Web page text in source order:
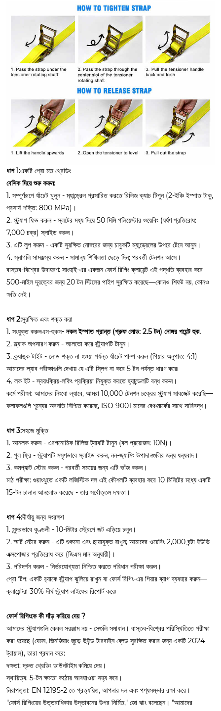
ধাপ 1:একটি প্রো মত থ্রেডিং
বেসিক দিয়ে শুরু করুন:
1. সম্পূর্ণরূপে র্যাচেট খুলুন - ম্যান্ড্রেল প্রসারিত করতে রিলিজ ক্যাচ টিপুন (2-ইঞ্চি ইস্পাত টাকু,
প্রসার্য শক্তি: 800 MPa)।
2. স্ট্র্যাপ ফিড করুন - স্লটের মধ্য দিয়ে 50 মিমি পলিয়েস্টার ওয়েবিং (ঘর্ষণ প্রতিরোধ:
7,000 চক্র) স্লাইড করুন।
3. এটি লুপ করুন - একটি সুরক্ষিত নোঙ্গরের জন্য চাবুকটি ম্যান্ড্রেলের উপরে টেনে আনুন।
4. স্নাগলি সামঞ্জস্য করুন - সামান্য শিথিলতা ছেড়ে দিন; পরবর্তী টেনশন আসে।
বাস্তব-বিশ্বের উদাহরণ: সাংহাই-এর একজন ফোর্স রিগিং ক্লায়েন্ট এই পদ্ধতি ব্যবহার করে
500-মাইল দূরত্বের জন্য 20 টন স্টিলের পাইপ সুরক্ষিত করেছে—কোনও শিফট নয়, কোনও
ক্ষতি নেই।
ধাপ 2:সুরক্ষিত এবং শক্ত করা
1. সংযুক্ত করুনএস-হুকস- নকল ইস্পাত প্রান্ত (প্রুফ লোড: 2.5 টন) নোঙ্গর পয়েন্ট হুক.
2. স্ল্যাক অপসারণ করুন - আলতো করে স্ট্র্যাপটি টানুন।
3. ক্র্যাঙ্ক টাইট - লোড শক্ত না হওয়া পর্যন্ত র্যাচেট পাম্প করুন (গিয়ার অনুপাত: 4:1)
আমাদের ল্যাব পরীক্ষাগুলি দেখায় যে এটি স্লিপ না করে 5 টন পর্যন্ত ধারণ করে৷
4. লক ইট - স্বয়ংক্রিয়-লকিং প্রক্রিয়া নিযুক্ত করতে হ্যান্ডেলটি বন্ধ করুন।
কর্মে পরীক্ষা: আমাদের নিংবো ল্যাবে, আমরা 10,000 টেনশন চক্রের স্ট্র্যাপ সাবজেক্ট করেছি—
ফলাফলগুলি শূন্যের অবনতি নিশ্চিত করেছে, ISO 9001 মানের বেঞ্চমার্কের সাথে সারিবদ্ধ।
ধাপ 3:সহজে মুক্তি
1. আনলক করুন - এরগনোমিক রিলিজ ট্যাবটি টানুন (বল প্রয়োজন: 10N)।
2. পুল ফ্রি - স্ট্র্যাপটি মসৃণভাবে স্লাইড করুন, নন-জ্যামিং উপাদানগুলির জন্য ধন্যবাদ।
3. কমপ্যাক্ট স্টোর করুন - পরবর্তী সময়ের জন্য এটি ভাঁজ করুন।
মাঠ পরীক্ষা: গুয়াংঝুতে একটি লজিস্টিক দল এই কৌশলটি ব্যবহার করে 10 মিনিটের মধ্যে একটি
15-টন চালান আনলোড করেছে - তার সর্বোত্তম দক্ষতা।
ধাপ 4:দীর্ঘায়ু জন্য সংরক্ষণ
1. সুন্দরভাবে কুণ্ডলী - 10-মিটার স্ট্রেপে জট এড়িয়ে চলুন।
2. স্মার্ট স্টোর করুন - এটি শুকনো এবং ছায়াযুক্ত রাখুন; আমাদের ওয়েবিং 2,000 ঘন্টা ইউভি
এক্সপোজার প্রতিরোধ করে (জিএস মান অনুযায়ী)।
3. পরিদর্শন করুন - নির্ভরযোগ্যতা নিশ্চিত করতে পরিধান পরীক্ষা করুন।
প্রো টিপ: একটি র‌্যাকে স্ট্র্যাপ ঝুলিয়ে রাখুন বা ফোর্স রিগিং-এর গিয়ার ব্যাগ ব্যবহার করুন—
ক্লায়েন্টরা 30% দীর্ঘ স্ট্র্যাপ লাইফের রিপোর্ট করে৷
ফোর্স রিগিংকে কী দাঁড় করিয়ে দেয় ?
আমাদের স্ট্র্যাপগুলি কেবল সরঞ্জাম নয় - সেগুলি সমাধান। বাস্তব-বিশ্বের পরিস্থিতিতে পরীক্ষা
করা হয়েছে (যেমন, জিনজিয়াং জুড়ে উইন্ড টারবাইন ব্লেড সুরক্ষিত করার জন্য একটি 2024
ট্রায়াল), তারা প্রদান করে:
দক্ষতা: দ্রুত থ্রেডিং ডাউনটাইম কমিয়ে দেয়।
স্থায়িত্ব: 5-টন ক্ষমতা কঠোর আবহাওয়া সহ্য করে।
নিরাপত্তা: EN 12195-2 তে প্রত্যয়িত, আপনার দল এবং পণ্যসম্ভার রক্ষা করে।
"ফোর্স রিগিংয়ের উত্তরাধিকার উদ্ভাবনের উপর নির্মিত," জো ঝাং বলেছেন। "আমাদের